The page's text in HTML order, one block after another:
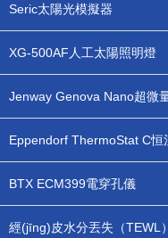
Seric太陽光模擬器
XG-500AF人工太陽照明燈
Eppendorf ThermoStat C恒
BTX ECM399電穿孔儀
經(jīng)皮水分丟失（TEWL